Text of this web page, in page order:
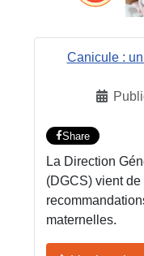
Canicule :
Share
La Direction
(DGCS) vient
maternelles.